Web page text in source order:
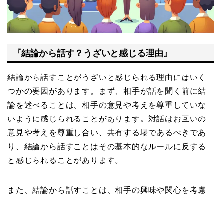
『結論から話す？うざいと感じる理由』
結論から話すことがうざいと感じられる理由にはいく
つかの要因があります。まず、相手が話を聞く前に結
論を述べることは、相手の意見や考えを尊重していな
いように感じられることがあります。対話はお互いの
意見や考えを尊重し合い、共有する場であるべきであ
り、結論から話すことはその基本的なルールに反する
と感じられることがあります。
また、結論から話すことは、相手の興味や関心を考慮